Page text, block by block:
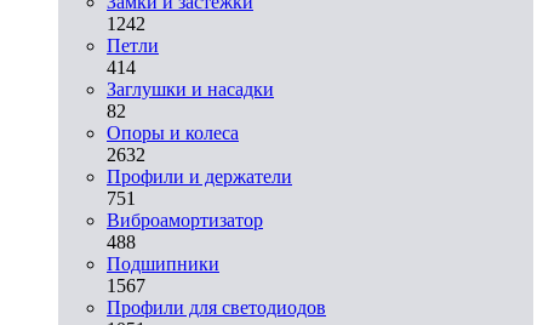
1242
Петли
414
Заглушки и насадки
82
Опоры и колеса
2632
Профили и держатели
751
Виброамортизатор
488
Подшипники
1567
Профили для светодиодов